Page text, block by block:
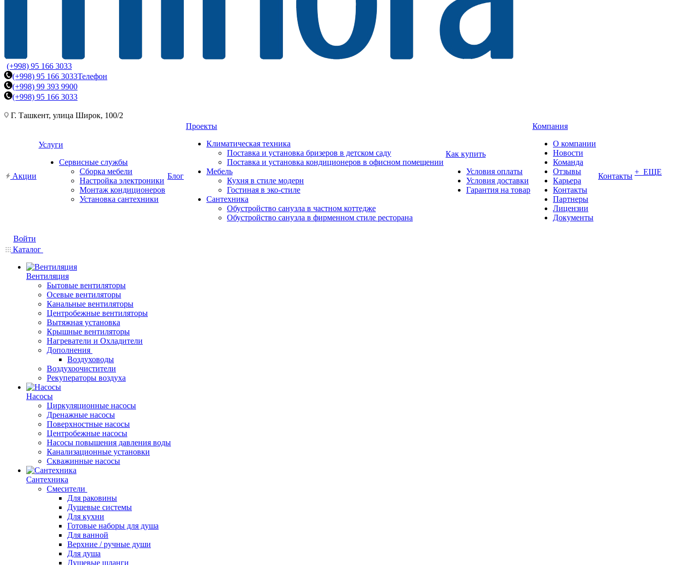
(+998) 95 166 3033
(+998) 95 166 3033Телефон
(+998) 99 393 9900
(+998) 95 166 3033
Г. Ташкент, улица Широк, 100/2
Акции
Услуги
Сервисные службы
Сборка мебели
Настройка электроники
Монтаж кондиционеров
Установка сантехники
Блог
Проекты
Климатическая техника
Поставка и установка бризеров в детском саду
Поставка и установка кондиционеров в офисном помещении
Мебель
Кухня в стиле модерн
Гостиная в эко-стиле
Сантехника
Обустройство санузла в частном коттедже
Обустройство санузла в фирменном стиле ресторана
Как купить
Условия оплаты
Условия доставки
Гарантия на товар
Компания
О компании
Новости
Команда
Отзывы
Карьера
Контакты
Партнеры
Лицензии
Документы
Контакты + ЕЩЕ
Войти
Каталог
Вентиляция
Бытовые вентиляторы
Осевые вентиляторы
Канальные вентиляторы
Центробежные вентиляторы
Вытяжная установка
Крышные вентиляторы
Нагреватели и Охладители
Дополнения
Воздуховоды
Воздухоочистители
Рекуператоры воздуха
Насосы
Циркуляционные насосы
Дренажные насосы
Поверхностные насосы
Центробежные насосы
Насосы повышения давления воды
Канализационные установки
Скважинные насосы
Сантехника
Смесители
Для раковины
Душевые системы
Для кухни
Готовые наборы для душа
Для ванной
Верхние / ручные души
Для душа
Душевые шланги